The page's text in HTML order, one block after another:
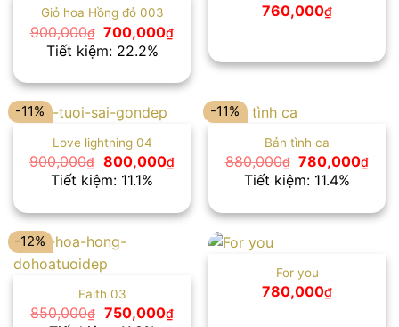
Giỏ hoa Hồng đỏ 003
900,000₫ Giá
gốc
là:
700,000₫Giá
là:
700,000₫.
Tiết kiệm: 22.2%
760,000₫
-11%
Love lightning 04
900,000₫ Giá
gốc
là:
800,000₫Giá
hiện
là:
800,000₫.
Tiết kiệm: 11.1%
-11%
Bản tình ca
880,000₫ Giá
gốc
là:
780,000₫Giá
là:
Tiết kiệm: 11.4%
-12%
Faith 03
850,000₫ Giá
750,000₫Giá
For you
780,000₫